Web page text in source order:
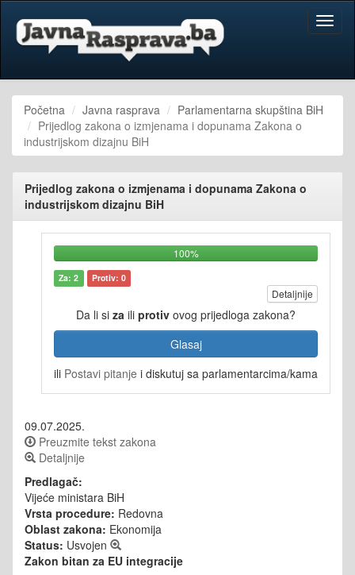
Početna Javna rasprava
Parlamentarna skupština BiH
Prijedlog zakona o izmjenama i dopunama Zakona o
industrijskom dizajnu BiH
Prijedlog zakona o izmjenama i dopunama Zakona o
industrijskom dizajnu BiH
100%
Za: 2 Protiv: 0
Detaljnije
Da li si za ili protiv ovog prijedloga zakona?
Glasaj
ili Postavi pitanje i diskutuj sa parlamentarcima/kama
09.07.2025.
Preuzmite tekst zakona
Detaljnije
Predlagač:
Vijeće ministara BiH
Vrsta procedure: Redovna
Oblast zakona: Ekonomija
Status: Usvojen
Zakon bitan za EU integracije